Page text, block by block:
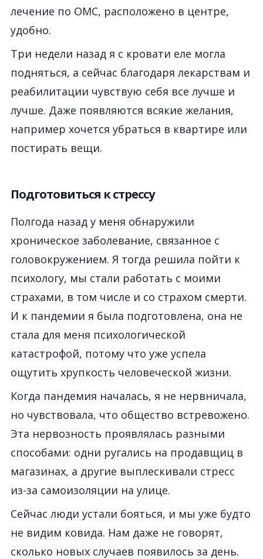
лечение по ОМС, расположено в центре,
удобно.
Три недели назад я с кровати еле могла
подняться, а сейчас благодаря лекарствам и
реабилитации чувствую себя все лучше и
лучше. Даже появляются всякие желания,
например хочется убраться в квартире или
постирать вещи.
Подготовиться к стрессу
Полгода назад у меня обнаружили
хроническое заболевание, связанное с
головокружением. Я тогда решила пойти к
психологу, мы стали работать с моими
страхами, в том числе и со страхом смерти.
И к пандемии я была подготовлена, она не
стала для меня психологической
катастрофой, потому что уже успела
ощутить хрупкость человеческой жизни.
Когда пандемия началась, я не нервничала,
но чувствовала, что общество встревожено.
Эта нервозность проявлялась разными
способами: одни ругались на продавщиц в
магазинах, а другие выплескивали стресс
из-за самоизоляции на улице.
Сейчас люди устали бояться, и мы уже будто
не видим ковида. Нам даже не говорят,
сколько новых случаев появилось за день.